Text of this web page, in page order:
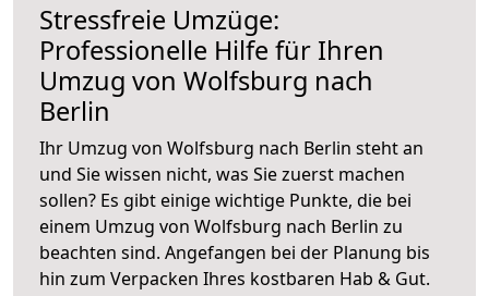
Stressfreie Umzüge:
Professionelle Hilfe für Ihren
Umzug von Wolfsburg nach
Berlin
Ihr Umzug von Wolfsburg nach Berlin steht an
und Sie wissen nicht, was Sie zuerst machen
sollen? Es gibt einige wichtige Punkte, die bei
einem Umzug von Wolfsburg nach Berlin zu
beachten sind. Angefangen bei der Planung bis
hin zum Verpacken Ihres kostbaren Hab & Gut.